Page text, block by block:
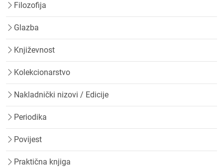
Filozofija
Glazba
Književnost
Kolekcionarstvo
Nakladnički nizovi / Edicije
Periodika
Povijest
Praktična knjiga